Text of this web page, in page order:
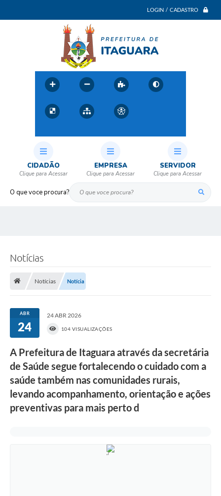
LOGIN / CADASTRO
O que voce procura?
CIDADÃO EMPRESA SERVIDOR
Notícias
Notícias Notícia
ABR
24
24 ABR 2026
104 VISUALIZAÇÕES
A Prefeitura de Itaguara através da secretária
de Saúde segue fortalecendo o cuidado com a
saúde também nas comunidades rurais,
levando acompanhamento, orientação e ações
preventivas para mais perto d